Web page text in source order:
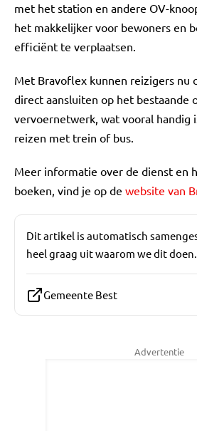
met het station en andere OV-
het makkelijker voor bewoners en
efficiënt te verplaatsen.
Met Bravoflex kunnen reizigers nu
direct aansluiten op het bestaande
vervoernetwerk, wat vooral handig
reizen met trein of bus.
Meer informatie over de dienst en
boeken, vind je op de website van
Dit artikel is automatisch
heel graag uit waarom we dit doen.
Gemeente Best
Advertentie